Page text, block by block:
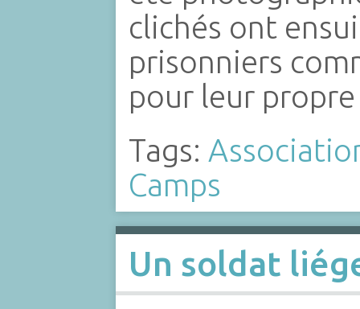
clichés ont
prisonniers
pour leur
Tags:
Camps
Un soldat